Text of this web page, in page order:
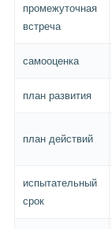
промежуточная
встреча
самооценка
план развития
план действий
испытательный
срок